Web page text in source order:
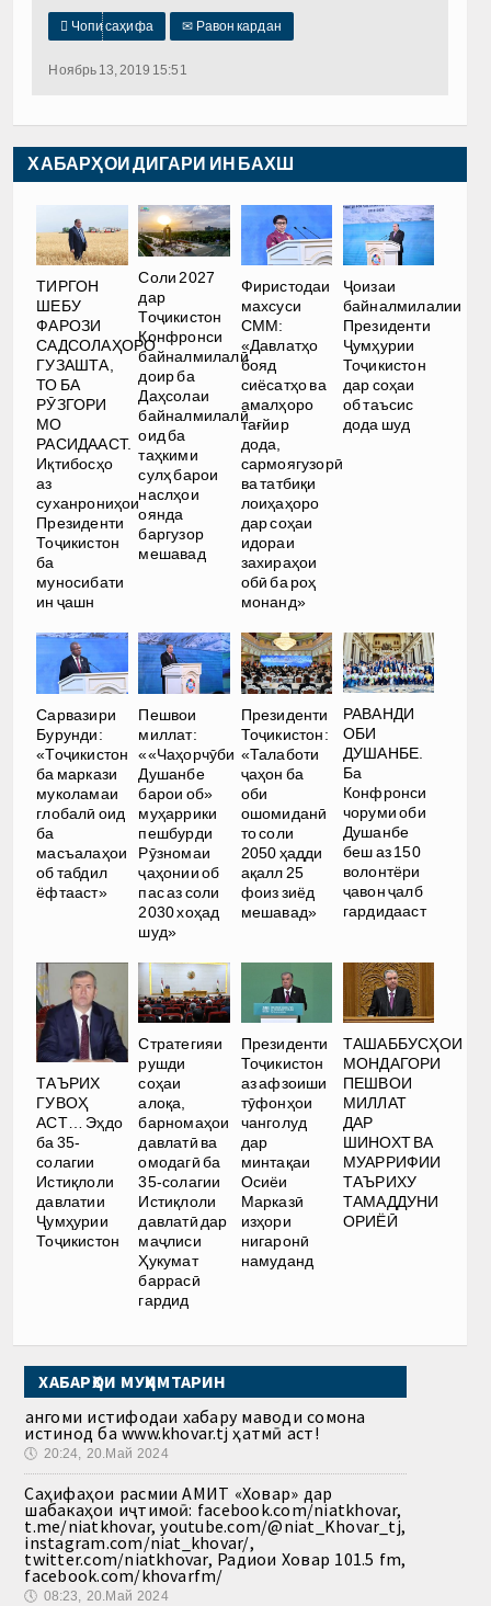
 Чопи саҳифа ✉ Равон кардан
Ноябрь 13, 2019 15:51
ХАБАРҲОИ ДИГАРИ ИН БАХШ
ТИРГОН
ШЕБУ
ФАРОЗИ
САДСОЛАҲОРО
ГУЗАШТА,
ТО БА
РӮЗГОРИ
МО
РАСИДААСТ.
Иқтибосҳо
аз
суханрониҳои
Президенти
Тоҷикистон
ба
муносибати
ин ҷашн
Соли 2027
дар
Тоҷикистон
Конфронси
байналмилалӣ
доир ба
Даҳсолаи
байналмилалӣ
оид ба
таҳкими
сулҳ барои
наслҳои
оянда
баргузор
мешавад
Фиристодаи
махсуси
СММ:
«Давлатҳо
бояд
сиёсатҳо ва
амалҳоро
тағйир
дода,
сармоягузорӣ
ва татбиқи
лоиҳаҳоро
дар соҳаи
идораи
захираҳои
обӣ ба роҳ
монанд»
Ҷоизаи
байналмилалии
Президенти
Ҷумҳурии
Тоҷикистон
дар соҳаи
об таъсис
дода шуд
Сарвазири
Бурунди:
«Тоҷикистон
ба маркази
муколамаи
глобалӣ оид
ба
масъалаҳои
об табдил
ёфтааст»
Пешвои
миллат:
««Чаҳорчӯби
Душанбе
барои об»
муҳаррики
пешбурди
Рӯзномаи
ҷаҳонии об
пас аз соли
2030 хоҳад
шуд»
Президенти
Тоҷикистон:
«Талаботи
ҷаҳон ба
оби
ошомиданӣ
то соли
2050 ҳадди
ақалл 25
фоиз зиёд
мешавад»
РАВАНДИ
ОБИ
ДУШАНБЕ.
Ба
Конфронси
чоруми оби
Душанбе
беш аз 150
волонтёри
ҷавон ҷалб
гардидааст
ТАЪРИХ
ГУВОҲ
АСТ… Эҳдо
ба 35-
солагии
Истиқлоли
давлатии
Ҷумҳурии
Тоҷикистон
Стратегияи
рушди
соҳаи
алоқа,
барномаҳои
давлатӣ ва
омодагӣ ба
35-солагии
Истиқлоли
давлатӣ дар
маҷлиси
Ҳукумат
баррасӣ
гардид
Президенти
Тоҷикистон
аз афзоиши
тӯфонҳои
чанголуд
дар
минтақаи
Осиёи
Марказӣ
изҳори
нигаронӣ
намуданд
ТАШАББУСҲОИ
МОНДАГОРИ
ПЕШВОИ
МИЛЛАТ
ДАР
ШИНОХТ ВА
МУАРРИФИИ
ТАЪРИХУ
ТАМАДДУНИ
ОРИЁӢ
ХАБАРҲОИ МУҲИМТАРИН
Ҳангоми истифодаи хабару маводи сомона
истинод ба www.khovar.tj ҳатмӣ аст!
🕔 20:24, 20.Май 2024
Саҳифаҳои расмии АМИТ «Ховар» дар
шабакаҳои иҷтимоӣ: facebook.com/niatkhovar,
t.me/niatkhovar, youtube.com/@niat_Khovar_tj,
instagram.com/niat_khovar/,
twitter.com/niatkhovar, Радиои Ховар 101.5 fm,
facebook.com/khovarfm/
🕔 08:23, 20.Май 2024